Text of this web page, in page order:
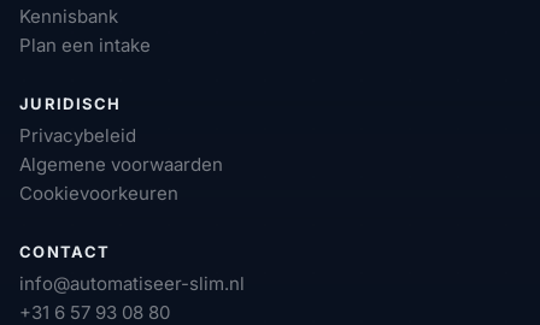
Kennisbank
Plan een intake
JURIDISCH
Privacybeleid
Algemene voorwaarden
Cookievoorkeuren
CONTACT
info@automatiseer-slim.nl
+31 6 57 93 08 80